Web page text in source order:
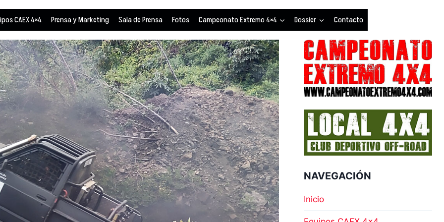
CAEX 4×4 Prensa y Marketing Sala de Prensa Fotos Campeonato Extremo 4×4 Dossier Contacto
NAVEGACIÓN
Inicio